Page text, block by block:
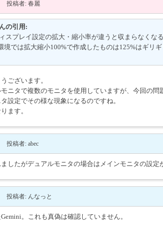
投稿者: 春麗
の引用:
スプレイ設定の拡大・縮小率が違うと収まらなくな
境では拡大縮小100%で作成したものは125%はギリ
ございます。
ニタで複数のモニタを使用していますが、今回の問
設定でその様な現象になるのですね。
ます。
投稿者: abec
したがデュアルモニタの場合はメインモニタの設定
投稿者: んなっと
。これも真偽は確認していません。